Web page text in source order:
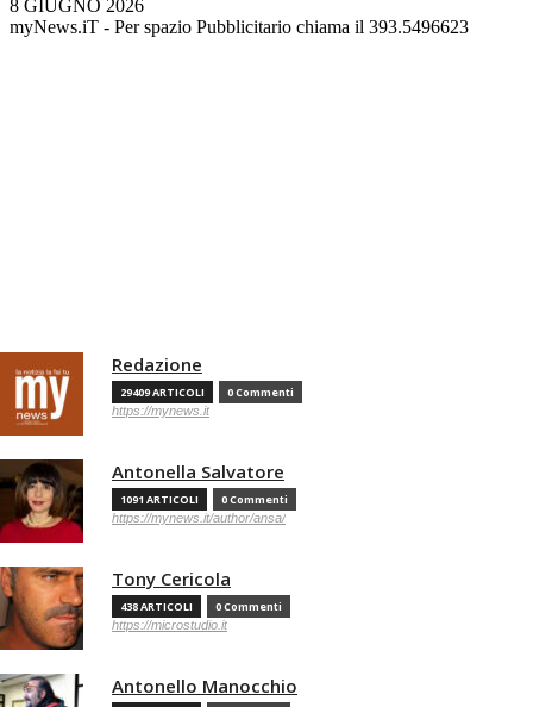
8 GIUGNO 2026
myNews.iT - Per spazio Pubblicitario chiama il 393.5496623
Redazione
29409 ARTICOLI 0 Commenti
https://mynews.it
Antonella Salvatore
1091 ARTICOLI 0 Commenti
https://mynews.it/author/ansa/
Tony Cericola
438 ARTICOLI 0 Commenti
https://microstudio.it
Antonello Manocchio